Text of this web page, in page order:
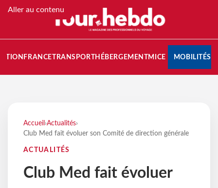
Aller au contenu
FRANCETRANSPORT HÉBERGEMENTMICE MOBILITÉS
Accueil ›Actualités›
Club Med fait évoluer son Comité de direction générale
ACTUALITÉS
Club Med fait évoluer